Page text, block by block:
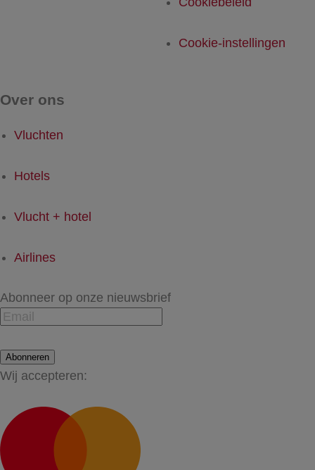
Cookie-instellingen
Over ons
Vluchten
Hotels
Vlucht + hotel
Airlines
Abonneer op onze nieuwsbrief
Abonneren
Wij accepteren: